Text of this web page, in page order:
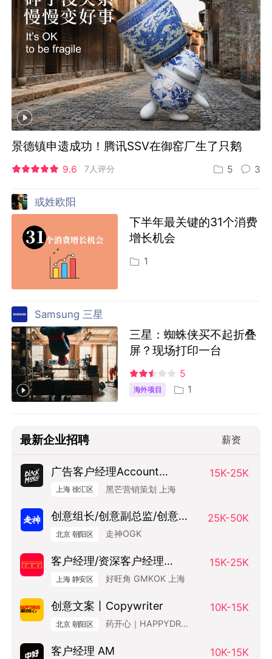
景德镇申遗成功！腾讯SSV在御窑厂生了只鹅
9.6 7人评分 5 3
或姓欧阳
下半年最关键的31个消费
增长机会
1
Samsung 三星
三星：蜘蛛侠买不起折叠
屏？现场打印一台
5
海外项目 1
最新企业招聘 薪资
广告客户经理Account
Manager
15K-25K
上海 徐汇区 黑芒营销策划 上海
创意组长/创意副总监/创意总
监（Art Base）
25K-50K
北京 朝阳区 走神OGK
客户经理/资深客户经理
SAM/AM
15K-25K
上海 静安区 好旺角 GMKOK 上海
创意文案丨Copywriter 10K-15K
北京 朝阳区 药开心｜HAPPYDRUG
客户经理 AM 10K-15K